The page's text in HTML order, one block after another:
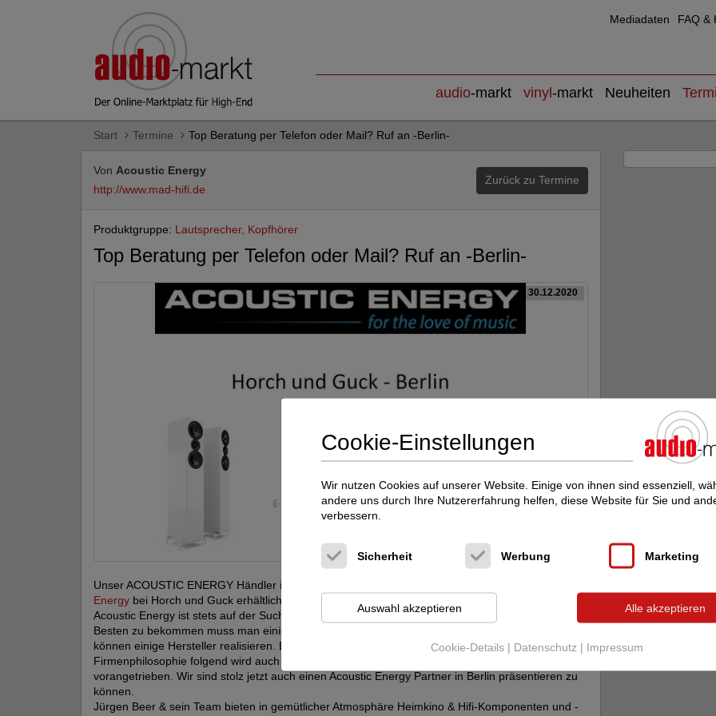
Mediadaten FAQ &
audio-markt vinyl -markt Neuheiten
Start Termine Top Beratung per Telefon oder Mail? Ruf an -Berlin-
Von Acoustic Energy
http://www.mad-hifi.de
Zurück zu Termine
Produktgruppe: Lautsprecher, Kopfhörer
Top Beratung per Telefon oder Mail? Ruf an -Berlin-
30.12.2020
Unser ACOUSTIC ENERGY Händler in Berlin. Das Hifi Lautsprecher Programm von
Energy bei Horch und Guck erhältlich.
Acoustic Energy ist stets auf der Suche nach kompetenten und engagierten Hifi-Händlern. Um die
Besten zu bekommen muss man einiges machen. Denn einen sehr gut klingenden
können einige Hersteller realisieren. Es geht aber um mehr: z.B. Fairer Preis und Service. Dieser
Firmenphilosophie folgend wird auch die Auswahl der richtigen
vorangetrieben. Wir sind stolz jetzt auch einen Acoustic Energy Partner in Berlin präsentieren zu
können.
Jürgen Beer & sein Team bieten in gemütlicher Atmosphäre Heimkino & Hifi-Komponenten und -
Cookie-Einstellungen
Wir nutzen Cookies auf unserer Website. Einige von ihnen sind essenziell,
andere uns durch Ihre Nutzererfahrung helfen, diese Website für Sie und
verbessern.
Cookie-Details | Datenschutz | Impressum
Sicherheit Werbung Marketing
Auswahl akzeptieren Alle akzeptieren